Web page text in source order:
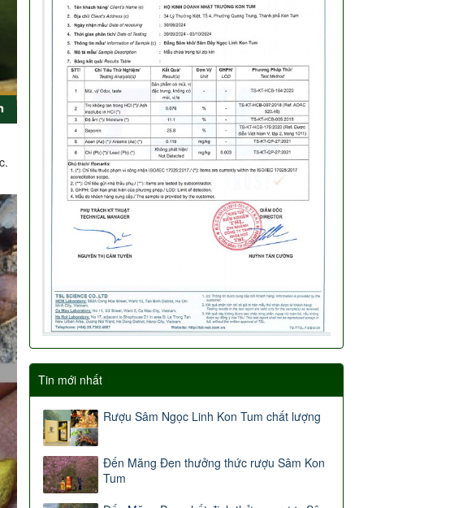
Tin mới nhất
Rượu Sâm Ngọc Linh Kon Tum chất lượng
Đến Măng Đen thưởng thức rượu Sâm Kon
Tum